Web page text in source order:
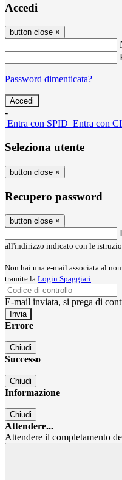
Accedi
button close ×
Password dimenticata?
-
Entra con SPID Entra con
Seleziona utente
button close ×
Recupero password
button close ×
all'indirizzo indicato con le
Non hai una e-mail associata al
tramite la Login Spaggiari
E-mail inviata, si prega di
Errore
Chiudi
Successo
Chiudi
Informazione
Chiudi
Attendere...
Attendere il completamento